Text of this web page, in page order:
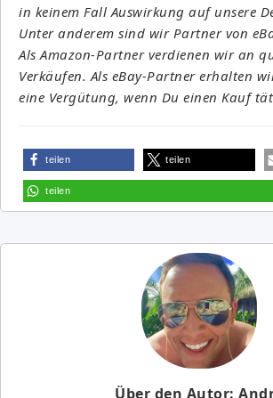
in keinem Fall Auswirkung auf unsere
Unter anderem sind wir Partner von
Als Amazon-Partner verdienen wir an
Verkäufen. Als eBay-Partner erhalten
eine Vergütung, wenn Du einen Kauf
teilen teilen
teilen
Über den Autor: